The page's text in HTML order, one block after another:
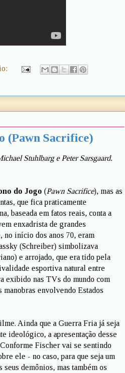
(Pawn Sacrifice)
Stuhlbarg e Peter Sarsgaard.
do Jogo (Pawn Sacrifice), mas as
que fica praticamente
baseada em fatos reais, conta a
enxadrista de grandes
no início dos anos 70, eram
(Schreiber) simbolizava
e arrojado, que era tido pela
esportiva natural entre
exibido nas TVs do mundo com
envolvendo Estados
Ainda que a Guerra Fria já seja
ideológico, a apresentação desse
Fischer vai se sentindo
ele - no caso, para que seja um
demônios, mas também os